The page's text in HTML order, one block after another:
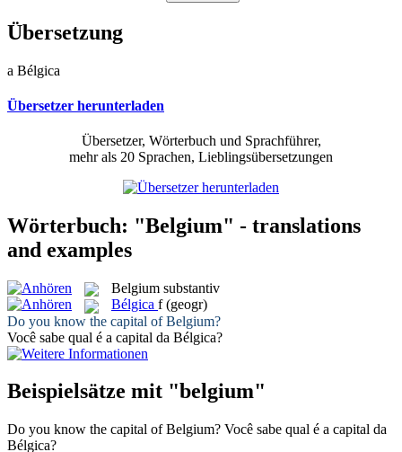
Übersetzung
a Bélgica
Übersetzer herunterladen
Übersetzer, Wörterbuch und Sprachführer,
mehr als 20 Sprachen, Lieblingsübersetzungen
Wörterbuch: "Belgium" - translations
and examples
Belgium substantiv
Bélgica f (geogr)
Do you know the capital ofBelgium?
Você sabe qual é a capital da Bélgica?
Beispielsätze mit "belgium"
Do you know the capital ofBelgium? Você sabe qual é a capital da
Bélgica?